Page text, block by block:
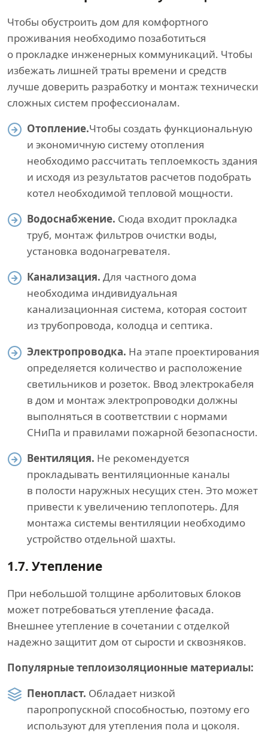
Чтобы обустроить дом для комфортного
проживания необходимо позаботиться
о прокладке инженерных коммуникаций. Чтобы
избежать лишней траты времени и средств
лучше доверить разработку и монтаж технически
сложных систем профессионалам.
Отопление.Чтобы создать функциональную
и экономичную систему отопления
необходимо рассчитать теплоемкость здания
и исходя из результатов расчетов подобрать
котел необходимой тепловой мощности.
Водоснабжение. Сюда входит прокладка
труб, монтаж фильтров очистки воды,
установка водонагревателя.
Канализация. Для частного дома
необходима индивидуальная
канализационная система, которая состоит
из трубопровода, колодца и септика.
Электропроводка. На этапе проектирования
определяется количество и расположение
светильников и розеток. Ввод электрокабеля
в дом и монтаж электропроводки должны
выполняться в соответствии с нормами
СНиПа и правилами пожарной безопасности.
Вентиляция. Не рекомендуется
прокладывать вентиляционные каналы
в полости наружных несущих стен. Это может
привести к увеличению теплопотерь. Для
монтажа системы вентиляции необходимо
устройство отдельной шахты.
1.7. Утепление
При небольшой толщине арболитовых блоков
может потребоваться утепление фасада.
Внешнее утепление в сочетании с отделкой
надежно защитит дом от сырости и сквозняков.
Популярные теплоизоляционные материалы:
Пенопласт. Обладает низкой
паропропускной способностью, поэтому его
используют для утепления пола и цоколя.